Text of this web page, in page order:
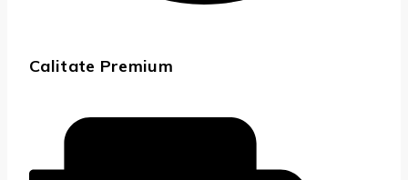
Calitate Premium